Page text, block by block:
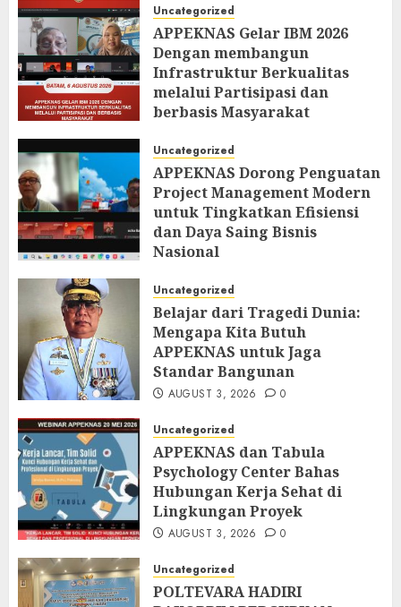
Uncategorized
APPEKNAS Gelar IBM 2026
Dengan membangun
Infrastruktur Berkualitas
melalui Partisipasi dan
berbasis Masyarakat
Uncategorized
APPEKNAS Dorong Penguatan
Project Management Modern
untuk Tingkatkan Efisiensi
dan Daya Saing Bisnis
Nasional
Uncategorized
Belajar dari Tragedi Dunia:
Mengapa Kita Butuh
APPEKNAS untuk Jaga
Standar Bangunan
AUGUST 3, 2026 0
Uncategorized
APPEKNAS dan Tabula
Psychology Center Bahas
Hubungan Kerja Sehat di
Lingkungan Proyek
AUGUST 3, 2026 0
Uncategorized
POLTEVARA HADIRI